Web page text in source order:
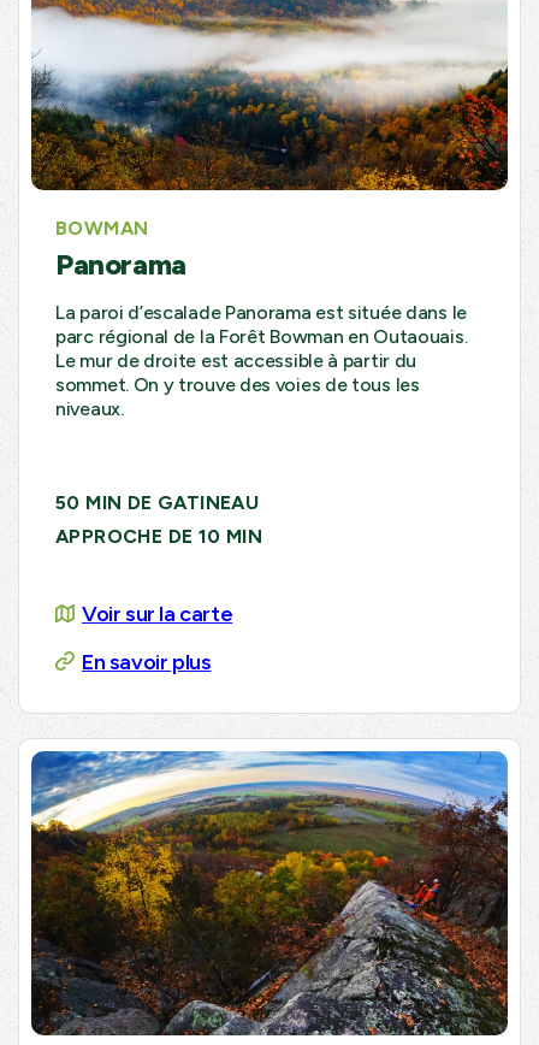
BOWMAN
Panorama
La paroi d’escalade Panorama est située dans le
parc régional de la Forêt Bowman en Outaouais.
Le mur de droite est accessible à partir du
sommet. On y trouve des voies de tous les
niveaux.
50 MIN DE GATINEAU
APPROCHE DE 10 MIN
Voir sur la carte
En savoir plus